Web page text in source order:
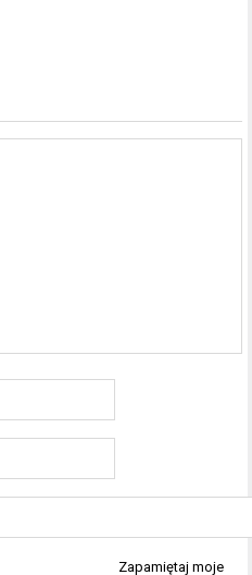
Zapamiętaj moje